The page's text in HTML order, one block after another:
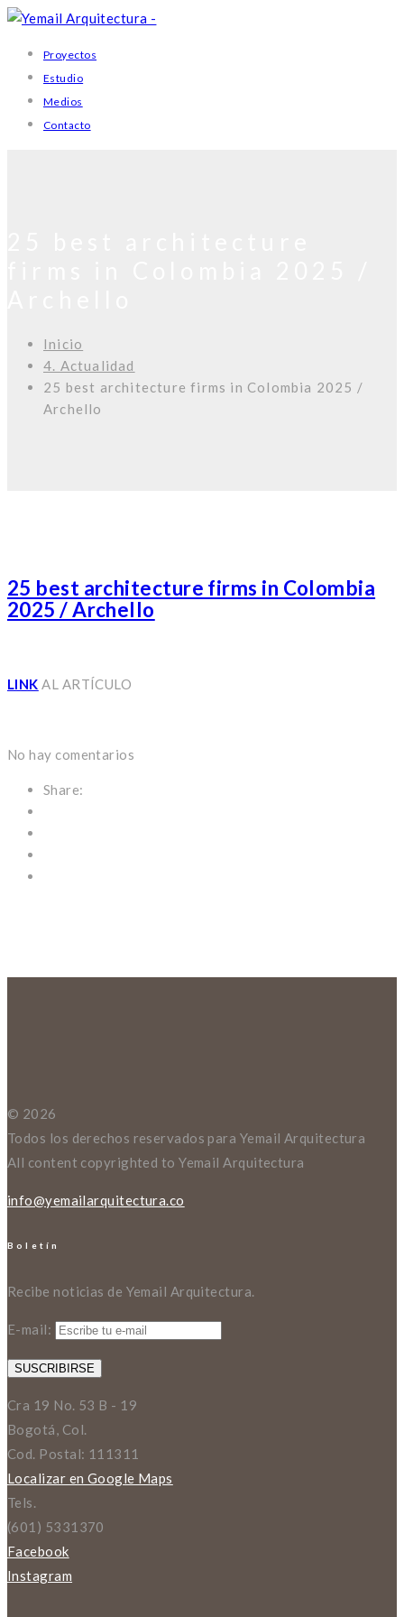
Proyectos
Estudio
Medios
Contacto
Inicio
4. Actualidad
25 best architecture firms in Colombia 2025 /
Archello
25 best architecture firms in Colombia
2025 / Archello
LINK AL ARTÍCULO
No hay comentarios
Share:
© 2026
Todos los derechos reservados para Yemail Arquitectura
All content copyrighted to Yemail Arquitectura
info@yemailarquitectura.co
Boletín
Recibe noticias de Yemail Arquitectura.
E-mail:
Cra 19 No. 53 B - 19
Bogotá, Col.
Cod. Postal: 111311
Localizar en Google Maps
Tels.
(601) 5331370
Facebook
Instagram